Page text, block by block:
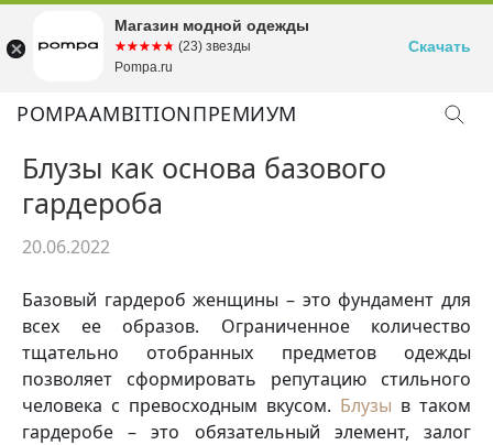
POMPAAMBITIONПРЕМИУМ
Базовый гардероб женщины – это фундамент для
всех ее образов. Ограниченное количество
тщательно отобранных предметов одежды
позволяет сформировать репутацию стильного
человека с превосходным вкусом. Блузы в таком
гардеробе – это обязательный элемент, залог
Блузы как основа базового
гардероба
20.06.2022
Магазин модной одежды
☆☆☆☆☆
★★★★★ (23) звезды
Pompa.ru
Скачать